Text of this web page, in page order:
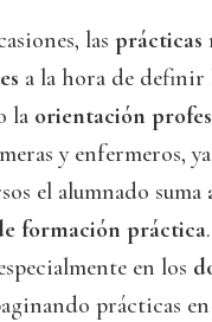
las prácticas
a la hora de definir
la orientación
y enfermeros,
el alumnado suma
formación práctica
en los
prácticas en